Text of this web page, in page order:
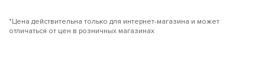
*Цена действительна только для интернет-магазина и может
отличаться от цен в розничных магазинах